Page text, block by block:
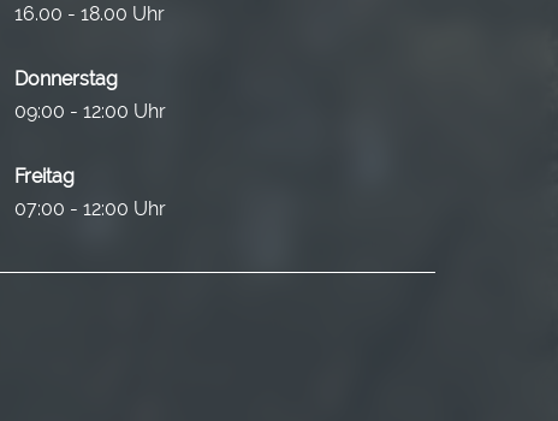
16.00 - 18.00 Uhr
Donnerstag
09:00 - 12:00 Uhr
Freitag
07:00 - 12:00 Uhr